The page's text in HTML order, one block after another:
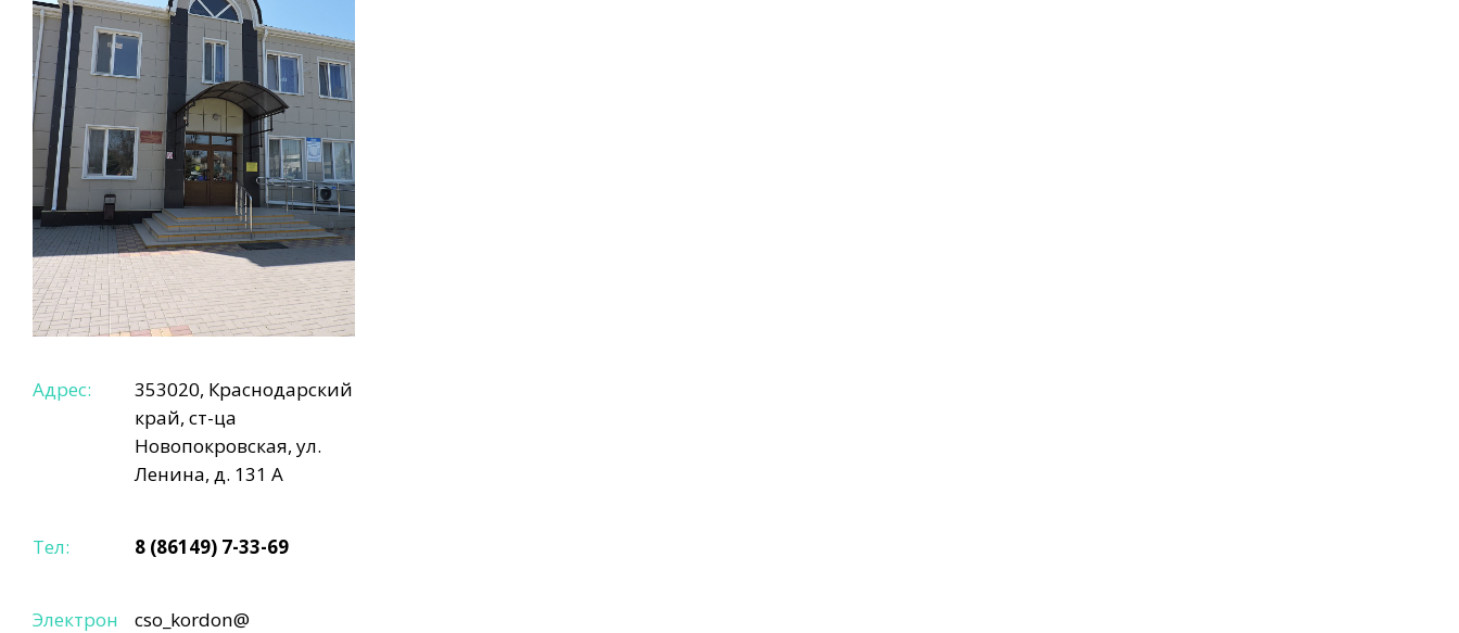
Адрес:
353020, Краснодарский
край, ст-ца
Новопокровская, ул.
Ленина, д. 131 А
Тел: 8 (86149) 7-33-69
Электрон
cso_kordon@